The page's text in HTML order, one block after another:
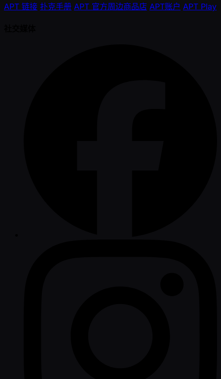
APT 链接 扑克手册 APT 官方周边商品店 APT账户 APT Play